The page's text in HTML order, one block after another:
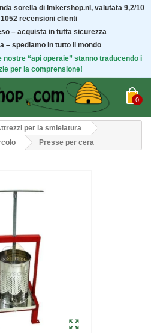
sorella di Imkershop.nl, valutata 9,2/10
recensioni clienti
– acquista in tutta sicurezza
– spediamo in tutto il mondo
nostre “api operaie” stanno traducendo i
per la comprensione!
0
per la smielatura
Presse per cera